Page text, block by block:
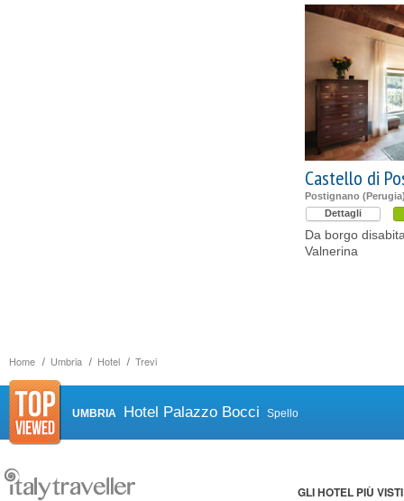
Home Umbria Hotel Trevi
Castello di
Postignano
Dettagli
Da borgo
Valnerina
UMBRIA Hotel Palazzo Bocci Spello
GLI HOTEL PIÙ VISTI